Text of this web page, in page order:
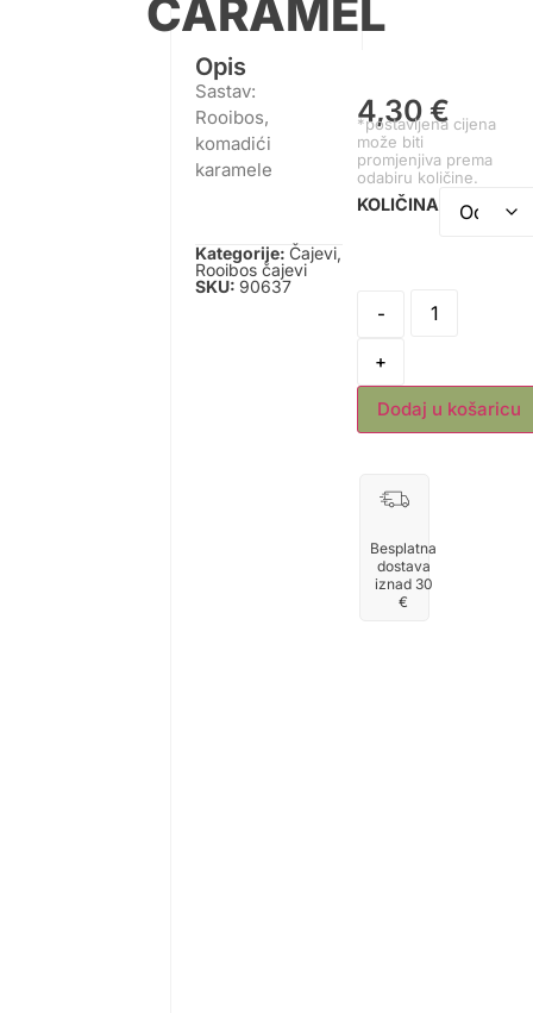
CARAMEL
Opis
Sastav:
Rooibos,
komadići
karamele
Kategorije: Čajevi,
Rooibos čajevi
SKU: 90637
4,30€
*postavljena cijena
može biti
promjenjiva prema
odabiru količine.
KOLIČINA
-
+
Dodaj u košaricu
Besplatna
dostava
iznad 30
€